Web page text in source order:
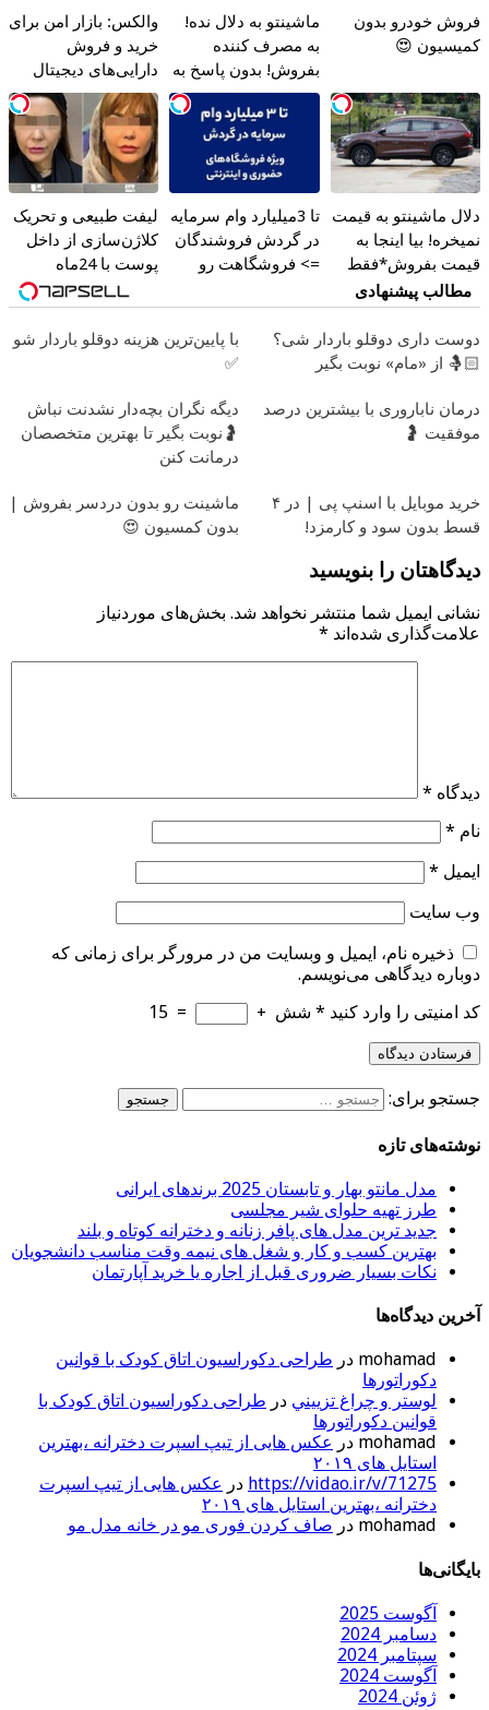
فروش خودرو بدون
کمیسیون 😍
ماشینتو به دلال نده!
به مصرف کننده
بفروش! بدون پاسخ به
یک تماس
والکس: بازار امن برای
خرید و فروش
دارایی‌های دیجیتال
دلال ماشینتو به قیمت
نمیخره! بیا اینجا به
قیمت بفروش*فقط
خریدار واقعی*
تا 3میلیارد وام سرمایه
در گردش فروشندگان
=> فروشگاهت رو
لیفت طبیعی و تحریک
کلاژن‌سازی از داخل
پوست با 24ماه
ماندگاری ✅ جوان شو
مطالب پیشنهادی
دوست داری دوقلو باردار شی؟
🤱🏻 از «مام» نوبت بگیر
با پایین‌ترین هزینه دوقلو باردار شو
✅
درمان ناباروری با بیشترین درصد
موفقیت 🤰
دیگه نگران بچه‌دار نشدنت نباش
🤰نوبت بگیر تا بهترین متخصصان
درمانت کنن
خرید موبایل با اسنپ پی | در ۴
قسط بدون سود و کارمزد!
ماشینت رو بدون دردسر بفروش |
بدون کمسیون 😍
دیدگاهتان را بنویسید
نشانی ایمیل شما منتشر نخواهد شد. بخش‌های موردنیاز
علامت‌گذاری شده‌اند *
دیدگاه *
نام *
ایمیل *
وب‌ سایت
ذخیره نام، ایمیل و وبسایت من در مرورگر برای زمانی که
دوباره دیدگاهی می‌نویسم.
کد امنیتی را وارد کنید * شش +
=
15
جستجو برای:
نوشته‌های تازه
مدل مانتو بهار و تابستان 2025 برندهای ایرانی
طرز تهیه حلوای شیر مجلسی
جدید ترین مدل های پافر زنانه و دخترانه کوتاه و بلند
بهترین کسب و کار و شغل های نیمه وقت مناسب دانشجویان
نکات بسیار ضروری قبل از اجاره یا خرید آپارتمان
آخرین دیدگاه‌ها
mohamad در طراحی دکوراسیون اتاق کودک با قوانین
دکوراتورها
لوستر و چراغ تزييني در طراحی دکوراسیون اتاق کودک با
قوانین دکوراتورها
mohamad در عکس هایی از تیپ اسپرت دخترانه ،بهترین
استایل های ۲۰۱۹
https://vidao.ir/v/71275 در عکس هایی از تیپ اسپرت
دخترانه ،بهترین استایل های ۲۰۱۹
mohamad در صاف کردن فوری مو در خانه مدل مو
بایگانی‌ها
آگوست 2025
دسامبر 2024
سپتامبر 2024
آگوست 2024
ژوئن 2024